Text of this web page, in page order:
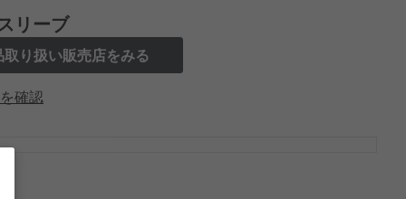
リーブ
取り扱い販売店をみる
確認